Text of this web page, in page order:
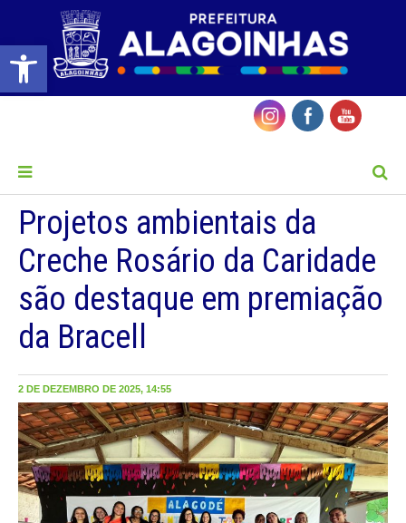
Barra de Ferramentas Aberta
Projetos ambientais da
Creche Rosário da Caridade
são destaque em premiação
da Bracell
2 DE DEZEMBRO DE 2025, 14:55